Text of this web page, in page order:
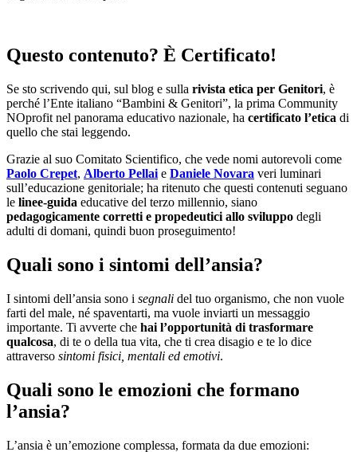
Questo contenuto? È Certificato!
Se sto scrivendo qui, sul blog e sulla rivista etica per Genitori, è
perché l’Ente italiano “Bambini & Genitori”, la prima Community
NOprofit nel panorama educativo nazionale, ha certificato l’etica di
quello che stai leggendo.
Grazie al suo Comitato Scientifico, che vede nomi autorevoli come
Paolo Crepet, Alberto Pellai e Daniele Novara veri luminari
sull’educazione genitoriale; ha ritenuto che questi contenuti seguano
le linee-guida educative del terzo millennio, siano
pedagogicamente corretti e propedeutici allo sviluppo degli
adulti di domani, quindi buon proseguimento!
Quali sono i sintomi dell’ansia?
I sintomi dell’ansia sono i segnali del tuo organismo, che non vuole
farti del male, né spaventarti, ma vuole inviarti un messaggio
importante. Ti avverte che hai l’opportunità di trasformare
qualcosa, di te o della tua vita, che ti crea disagio e te lo dice
attraverso sintomi fisici, mentali ed emotivi.
Quali sono le emozioni che formano
l’ansia?
L’ansia è un’emozione complessa, formata da due emozioni: